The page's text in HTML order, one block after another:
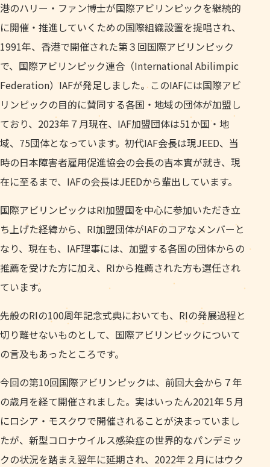
港のハリー・ファン博士が国際アビリンピックを継続的
に開催・推進していくための国際組織設置を提唱され、
1991年、香港で開催された第３回国際アビリンピック
で、国際アビリンピック連合（International Abilimpic
Federation）IAFが発足しました。このIAFには国際アビ
リンピックの目的に賛同する各国・地域の団体が加盟し
ており、2023年７月現在、IAF加盟団体は51か国・地
域、75団体となっています。初代IAF会長は現JEED、当
時の日本障害者雇用促進協会の会長の吉本實が就き、現
在に至るまで、IAFの会長はJEEDから輩出しています。
国際アビリンピックはRI加盟国を中心に参加いただき立
ち上げた経緯から、RI加盟団体がIAFのコアなメンバーと
なり、現在も、IAF理事には、加盟する各国の団体からの
推薦を受けた方に加え、RIから推薦された方も選任され
ています。
先般のRIの100周年記念式典においても、RIの発展過程と
切り離せないものとして、国際アビリンピックについて
の言及もあったところです。
今回の第10回国際アビリンピックは、前回大会から７年
の歳月を経て開催されました。実はいったん2021年５月
にロシア・モスクワで開催されることが決まっていまし
たが、新型コロナウイルス感染症の世界的なパンデミッ
クの状況を踏まえ翌年に延期され、2022年２月にはウク